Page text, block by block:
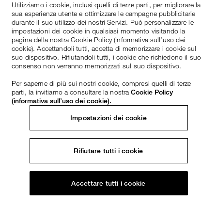
Utilizziamo i cookie, inclusi quelli di terze parti, per migliorare la
sua esperienza utente e ottimizzare le campagne pubblicitarie
durante il suo utilizzo dei nostri Servizi. Può personalizzare le
impostazioni dei cookie in qualsiasi momento visitando la
pagina della nostra Cookie Policy (Informativa sull’uso dei
cookie). Accettandoli tutti, accetta di memorizzare i cookie sul
suo dispositivo. Rifiutandoli tutti, i cookie che richiedono il suo
consenso non verranno memorizzati sul suo dispositivo.
Per saperne di più sui nostri cookie, compresi quelli di terze
parti, la invitiamo a consultare la nostraCookie Policy
(informativa sull’uso dei cookie).
Impostazioni dei cookie
Rifiutare tutti i cookie
Accettare tutti i cookie